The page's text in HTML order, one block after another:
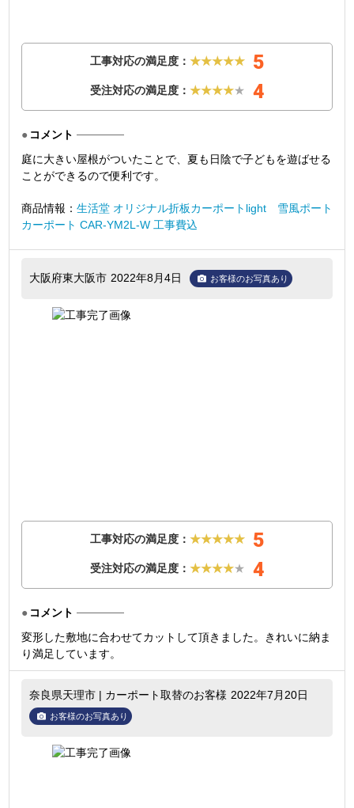
工事対応の満足度： ★★★★★ 5
受注対応の満足度： ★★★★★ 4
コメント
庭に大きい屋根がついたことで、夏も日陰で子どもを遊ばせる
ことができるので便利です。
商品情報： 生活堂 オリジナル折板カーポートlight 雪風ポート
カーポート CAR-YM2L-W 工事費込
大阪府東大阪市 2022年8月4日 お客様のお写真あり
工事対応の満足度： ★★★★★ 5
受注対応の満足度： ★★★★★ 4
コメント
変形した敷地に合わせてカットして頂きました。きれいに納ま
り満足しています。
奈良県天理市 | カーポート取替のお客様 2022年7月20日
お客様のお写真あり